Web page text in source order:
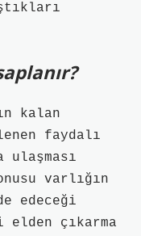
kalan
faydalı
ulaşması
varlığın
edeceği
çıkarma